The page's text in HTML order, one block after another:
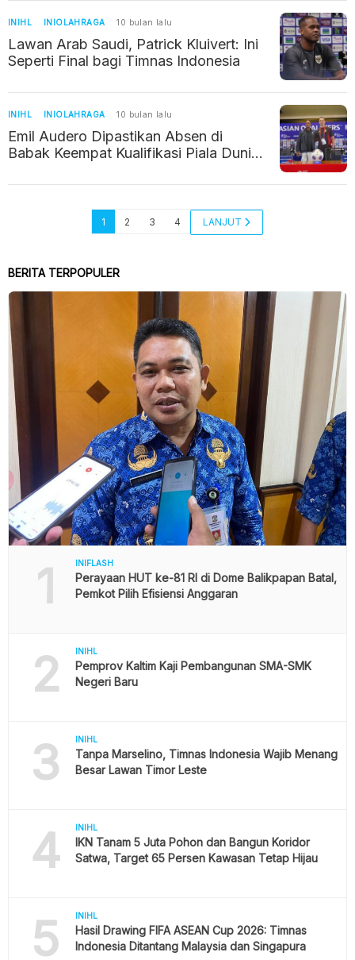
INIHL INIOLAHRAGA 10 bulan lalu
Lawan Arab Saudi, Patrick Kluivert: Ini
Seperti Final bagi Timnas Indonesia
INIHL INIOLAHRAGA 10 bulan lalu
Emil Audero Dipastikan Absen di
Babak Keempat Kualifikasi Piala Dunia
1 2 3 4 LANJUT
BERITA TERPOPULER
1 INIFLASH
Perayaan HUT ke-81 RI di Dome Balikpapan Batal,
Pemkot Pilih Efisiensi Anggaran
2 INIHL
Pemprov Kaltim Kaji Pembangunan SMA-SMK
Negeri Baru
3 INIHL
Tanpa Marselino, Timnas Indonesia Wajib Menang
Besar Lawan Timor Leste
4 INIHL
IKN Tanam 5 Juta Pohon dan Bangun Koridor
Satwa, Target 65 Persen Kawasan Tetap Hijau
5 INIHL
Hasil Drawing FIFA ASEAN Cup 2026: Timnas
Indonesia Ditantang Malaysia dan Singapura